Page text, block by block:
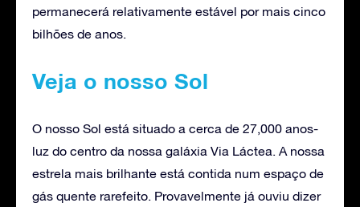
permanecerá relativamente estável por mais cinco
bilhões de anos.
Veja o nosso Sol
O nosso Sol está situado a cerca de 27,000 anos-
luz do centro da nossa galáxia Via Láctea. A nossa
estrela mais brilhante está contida num espaço de
gás quente rarefeito. Provavelmente já ouviu dizer